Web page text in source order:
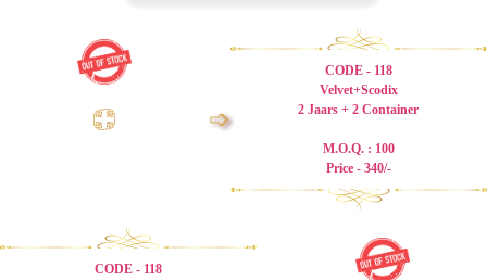
➩
CODE - 118
Velvet+Scodix
2 Jaars + 2 Container
M.O.Q. : 100
Price - 340/-
CODE - 118